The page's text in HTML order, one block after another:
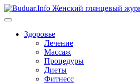
Перейти
к
Здоровье
Лечение
Массаж
Процедуры
Диеты
Фитнесс